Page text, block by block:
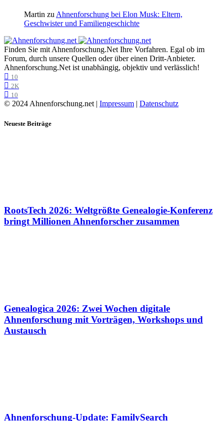
Martin zu Ahnenforschung bei Elon Musk: Eltern,
Geschwister und Familiengeschichte
Finden Sie mit Ahnenforschung.Net Ihre Vorfahren. Egal ob im
Forum, durch unsere Quellen oder über einen Dritt-Anbieter.
Ahnenforschung.Net ist unabhängig, objektiv und verlässlich!
10
2K
10
© 2024 Ahnenforschung.net | Impressum | Datenschutz
Neueste Beiträge
RootsTech 2026: Weltgrößte Genealogie-Konferenz
bringt Millionen Ahnenforscher zusammen
Genealogica 2026: Zwei Wochen digitale
Ahnenforschung mit Vorträgen, Workshops und
Austausch
Ahnenforschung-Update: FamilySearch